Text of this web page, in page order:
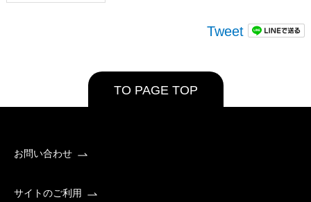
Tweet
TO PAGE TOP
お問い合わせ
サイトのご利用